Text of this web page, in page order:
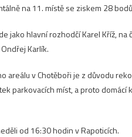
na 11. místě se ziskem 28
jako hlavní rozhodčí Karel Kříž, na
Karlík.
areálu v Chotěboři je z důvodu
parkovacích míst, a proto domácí
od 16:30 hodin v Rapoticích.